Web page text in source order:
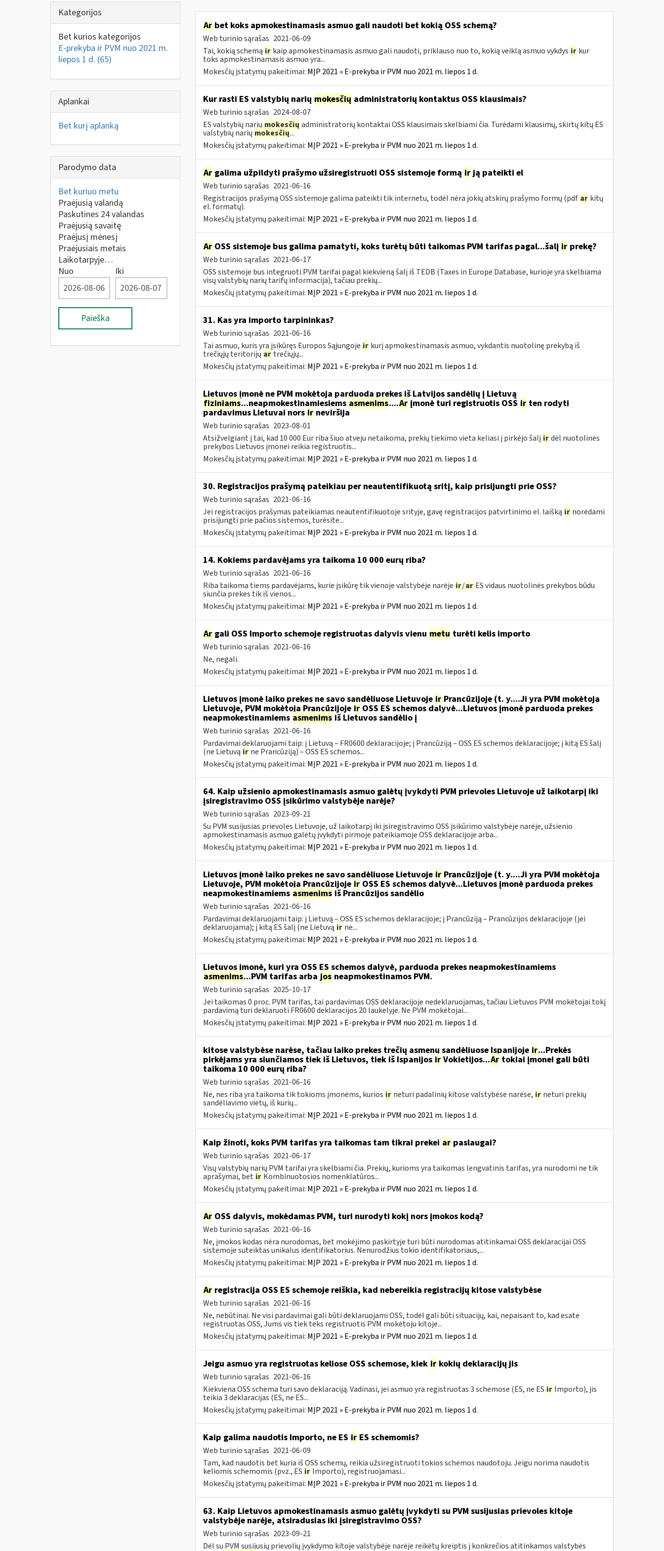
Kategorijos
Bet kurios kategorijos
E-prekyba ir PVM nuo 2021 m.
liepos 1 d. (65)
Aplankai
Bet kurį aplanką
Parodymo data
Bet kuriuo metu
Praėjusią valandą
Paskutines 24 valandas
Praėjusią savaitę
Praėjusį mėnesį
Praėjusiais metais
Laikotarpyje…
Nuo
Iki
Paieška
Arbet koks apmokestinamasis asmuo gali naudoti bet kokią OSS schemą?
Web turinio sąrašas 2021-06-09
Tai, kokią schemą ir kaip apmokestinamasis asmuo gali naudoti, priklauso nuo to, kokią veiklą asmuo vykdys ir kur
toks apmokestinamasis asmuo yra...
Mokesčių įstatymų pakeitimai: MĮP 2021 » E-prekyba ir PVM nuo 2021 m. liepos 1 d.
Kur rasti ES valstybių narių mokesčių administratorių kontaktus OSS klausimais?
Web turinio sąrašas 2024-08-07
ES valstybių narių mokesčių administratorių kontaktai OSS klausimais skelbiami čia. Turėdami klausimų, skirtų kitų ES
valstybių narių mokesčių...
Mokesčių įstatymų pakeitimai: MĮP 2021 » E-prekyba ir PVM nuo 2021 m. liepos 1 d.
Argalima užpildyti prašymo užsiregistruoti OSS sistemoje formą irją pateikti el
Web turinio sąrašas 2021-06-16
Registracijos prašymą OSS sistemoje galima pateikti tik internetu, todėl nėra jokių atskirų prašymo formų (pdf ar kitų
el. formatų).
Mokesčių įstatymų pakeitimai: MĮP 2021 » E-prekyba ir PVM nuo 2021 m. liepos 1 d.
ArOSS sistemoje bus galima pamatyti, koks turėtų būti taikomas PVM tarifas pagal...šalį irprekę?
Web turinio sąrašas 2021-06-17
OSS sistemoje bus integruoti PVM tarifai pagal kiekvieną šalį iš TEDB (Taxes in Europe Database, kurioje yra skelbiama
visų valstybių narių tarifų informacija), tačiau prekių...
Mokesčių įstatymų pakeitimai: MĮP 2021 » E-prekyba ir PVM nuo 2021 m. liepos 1 d.
31. Kas yra importo tarpininkas?
Web turinio sąrašas 2021-06-16
Tai asmuo, kuris yra įsikūręs Europos Sąjungoje ir kurį apmokestinamasis asmuo, vykdantis nuotolinę prekybą iš
trečiųjų teritorijų ar trečiųjų...
Mokesčių įstatymų pakeitimai: MĮP 2021 » E-prekyba ir PVM nuo 2021 m. liepos 1 d.
Lietuvos įmonė ne PVM mokėtoja parduoda prekes iš Latvijos sandėlių į Lietuvą
fiziniams...neapmokestinamiesiems asmenims....Arįmonė turi registruotis OSS irten rodyti
pardavimus Lietuvai nors irneviršija
Web turinio sąrašas 2023-08-01
Atsižvelgiant į tai, kad 10 000 Eur riba šiuo atveju netaikoma, prekių tiekimo vieta keliasi į pirkėjo šalį ir dėl nuotolinės
prekybos Lietuvos įmonei reikia registruotis...
Mokesčių įstatymų pakeitimai: MĮP 2021 » E-prekyba ir PVM nuo 2021 m. liepos 1 d.
30. Registracijos prašymą pateikiau per neautentifikuotą sritį, kaip prisijungti prie OSS?
Web turinio sąrašas 2021-06-16
Jei registracijos prašymas pateikiamas neautentifikuotoje srityje, gavę registracijos patvirtinimo el. laišką ir norėdami
prisijungti prie pačios sistemos, turėsite...
Mokesčių įstatymų pakeitimai: MĮP 2021 » E-prekyba ir PVM nuo 2021 m. liepos 1 d.
14. Kokiems pardavėjams yra taikoma 10 000 eurų riba?
Web turinio sąrašas 2021-06-16
Riba taikoma tiems pardavėjams, kurie įsikūrę tik vienoje valstybėje narėje ir/ar ES vidaus nuotolinės prekybos būdu
siunčia prekes tik iš vienos...
Mokesčių įstatymų pakeitimai: MĮP 2021 » E-prekyba ir PVM nuo 2021 m. liepos 1 d.
Argali OSS Importo schemoje registruotas dalyvis vienu metu turėti kelis importo
Web turinio sąrašas 2021-06-16
Ne, negali.
Mokesčių įstatymų pakeitimai: MĮP 2021 » E-prekyba ir PVM nuo 2021 m. liepos 1 d.
Lietuvos įmonė laiko prekes ne savo sandėliuose Lietuvoje irPrancūzijoje (t. y....Ji yra PVM mokėtoja
Lietuvoje, PVM mokėtoja Prancūzijoje irOSS ES schemos dalyvė...Lietuvos įmonė parduoda prekes
neapmokestinamiems asmenims iš Lietuvos sandėlio į
Web turinio sąrašas 2021-06-16
Pardavimai deklaruojami taip: į Lietuvą – FR0600 deklaracijoje; į Prancūziją – OSS ES schemos deklaracijoje; į kitą ES šalį
(ne Lietuvą ir ne Prancūziją) – OSS ES schemos...
Mokesčių įstatymų pakeitimai: MĮP 2021 » E-prekyba ir PVM nuo 2021 m. liepos 1 d.
64. Kaip užsienio apmokestinamasis asmuo galėtų įvykdyti PVM prievoles Lietuvoje už laikotarpį iki
įsiregistravimo OSS įsikūrimo valstybėje narėje?
Web turinio sąrašas 2023-09-21
Su PVM susijusias prievoles Lietuvoje, už laikotarpį iki įsiregistravimo OSS įsikūrimo valstybėje narėje, užsienio
apmokestinamasis asmuo galėtų įvykdyti pirmoje pateikiamoje OSS deklaracijoje arba...
Mokesčių įstatymų pakeitimai: MĮP 2021 » E-prekyba ir PVM nuo 2021 m. liepos 1 d.
Lietuvos įmonė laiko prekes ne savo sandėliuose Lietuvoje irPrancūzijoje (t. y....Ji yra PVM mokėtoja
Lietuvoje, PVM mokėtoja Prancūzijoje irOSS ES schemos dalyvė...Lietuvos įmonė parduoda prekes
neapmokestinamiems asmenims iš Prancūzijos sandėlio
Web turinio sąrašas 2021-06-16
Pardavimai deklaruojami taip: į Lietuvą – OSS ES schemos deklaracijoje; į Prancūziją – Prancūzijos deklaracijoje (jei
deklaruojama); į kitą ES šalį (ne Lietuvą ir ne...
Mokesčių įstatymų pakeitimai: MĮP 2021 » E-prekyba ir PVM nuo 2021 m. liepos 1 d.
Lietuvos įmonė, kuri yra OSS ES schemos dalyvė, parduoda prekes neapmokestinamiems
asmenims...PVM tarifas arba jos neapmokestinamos PVM.
Web turinio sąrašas 2025-10-17
Jei taikomas 0 proc. PVM tarifas, tai pardavimas OSS deklaracijoje nedeklaruojamas, tačiau Lietuvos PVM mokėtojai tokį
pardavimą turi deklaruoti FR0600 deklaracijos 20 laukelyje. Ne PVM mokėtojai...
Mokesčių įstatymų pakeitimai: MĮP 2021 » E-prekyba ir PVM nuo 2021 m. liepos 1 d.
kitose valstybėse narėse, tačiau laiko prekes trečių asmenų sandėliuose Ispanijoje ir...Prekės
pirkėjams yra siunčiamos tiek iš Lietuvos, tiek iš Ispanijos irVokietijos...Artokiai įmonei gali būti
taikoma 10 000 eurų riba?
Web turinio sąrašas 2021-06-16
Ne, nes riba yra taikoma tik tokioms įmonėms, kurios ir neturi padalinių kitose valstybėse narėse, ir neturi prekių
sandėliavimo vietų, iš kurių...
Mokesčių įstatymų pakeitimai: MĮP 2021 » E-prekyba ir PVM nuo 2021 m. liepos 1 d.
Kaip žinoti, koks PVM tarifas yra taikomas tam tikrai prekei arpaslaugai?
Web turinio sąrašas 2021-06-17
Visų valstybių narių PVM tarifai yra skelbiami čia. Prekių, kurioms yra taikomas lengvatinis tarifas, yra nurodomi ne tik
aprašymai, bet ir Kombinuotosios nomenklatūros...
Mokesčių įstatymų pakeitimai: MĮP 2021 » E-prekyba ir PVM nuo 2021 m. liepos 1 d.
ArOSS dalyvis, mokėdamas PVM, turi nurodyti kokį nors įmokos kodą?
Web turinio sąrašas 2021-06-16
Ne, įmokos kodas nėra nurodomas, bet mokėjimo paskirtyje turi būti nurodomas atitinkamai OSS deklaracijai OSS
sistemoje suteiktas unikalus identifikatorius. Nenurodžius tokio identifikatoriaus,...
Mokesčių įstatymų pakeitimai: MĮP 2021 » E-prekyba ir PVM nuo 2021 m. liepos 1 d.
Arregistracija OSS ES schemoje reiškia, kad nebereikia registracijų kitose valstybėse
Web turinio sąrašas 2021-06-16
Ne, nebūtinai. Ne visi pardavimai gali būti deklaruojami OSS, todėl gali būti situacijų, kai, nepaisant to, kad esate
registruotas OSS, Jums vis tiek teks registruotis PVM mokėtoju kitoje...
Mokesčių įstatymų pakeitimai: MĮP 2021 » E-prekyba ir PVM nuo 2021 m. liepos 1 d.
Jeigu asmuo yra registruotas keliose OSS schemose, kiek irkokių deklaracijų jis
Web turinio sąrašas 2021-06-16
Kiekviena OSS schema turi savo deklaraciją. Vadinasi, jei asmuo yra registruotas 3 schemose (ES, ne ES ir Importo), jis
teikia 3 deklaracijas (ES, ne ES...
Mokesčių įstatymų pakeitimai: MĮP 2021 » E-prekyba ir PVM nuo 2021 m. liepos 1 d.
Kaip galima naudotis Importo, ne ES irES schemomis?
Web turinio sąrašas 2021-06-09
Tam, kad naudotis bet kuria iš OSS schemų, reikia užsiregistruoti tokios schemos naudotoju. Jeigu norima naudotis
keliomis schemomis (pvz., ES ir Importo), registruojamasi...
Mokesčių įstatymų pakeitimai: MĮP 2021 » E-prekyba ir PVM nuo 2021 m. liepos 1 d.
63. Kaip Lietuvos apmokestinamasis asmuo galėtų įvykdyti su PVM susijusias prievoles kitoje
valstybėje narėje, atsiradusias iki įsiregistravimo OSS?
Web turinio sąrašas 2023-09-21
Dėl su PVM susijusių prievolių įvykdymo kitoje valstybėje narėje reikėtų kreiptis į konkrečios atitinkamos valstybės